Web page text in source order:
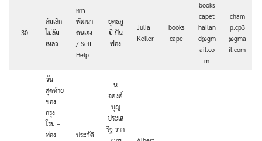
30
ล้มเลิก
ไม่ล้ม
เหลว
การ
พัฒนา
ตนเอง
/ Self-
Help
ยุทธภู
มิ ปัน
ฟอง
Julia
Keller
books
cape
books
capet
hailan
d@gm
ail.co
m
cham
p.cp3
@gma
il.com
วัน
สุดท้าย
ของ
กรุง
โรม –
ท่อง
ประวัติ
น
จดงค์
บุญ
ประเส
ริฐ วาก